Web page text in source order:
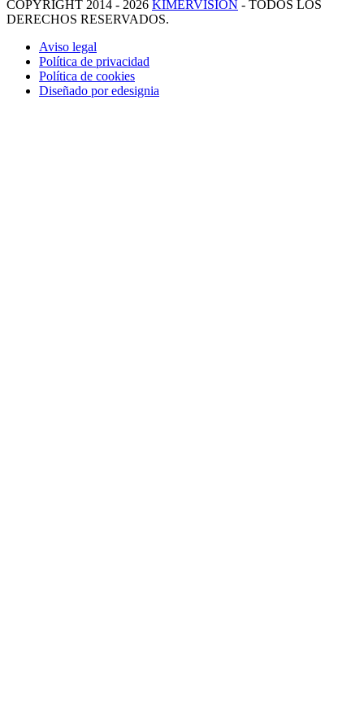
COPYRIGHT 2014 - 2026 KIMERVISIÓN - TODOS LOS
DERECHOS RESERVADOS.
Aviso legal
Política de privacidad
Política de cookies
Diseñado por edesignia